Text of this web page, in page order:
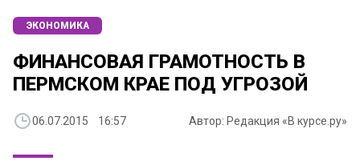
ЭКОНОМИКА
ФИНАНСОВАЯ ГРАМОТНОСТЬ В
ПЕРМСКОМ КРАЕ ПОД УГРОЗОЙ
06.07.2015 16:57 Автор: Редакция «В курсе.ру»